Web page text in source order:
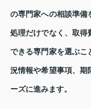
の専門家への相談準備
処理だけでなく、取得
できる専門家を選ぶこ
況情報や希望事項、期
ーズに進みます。